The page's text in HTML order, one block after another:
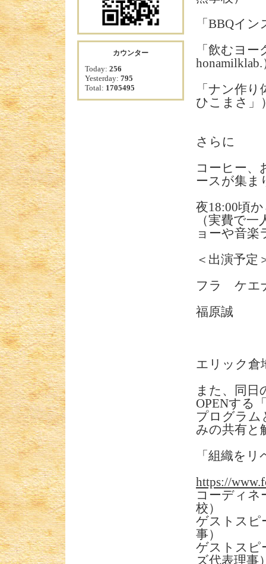
「BBQイ
「飲むヨ
honamilklab.
「ナン作
ひこまさ」
さらに
コーヒー、
ースが集ま
夜18:00頃
（実費で
ョーや音楽
＜出演予定
フラ ケエ
福原誠
エリック倉
また、同日
OPENする
プログラム
みの共有と
「組織を
https://
コーディ
校）
ゲストス
事）
ゲストス
ズ代表理事
カウンター
Today: 256
Yesterday: 795
Total: 1705495